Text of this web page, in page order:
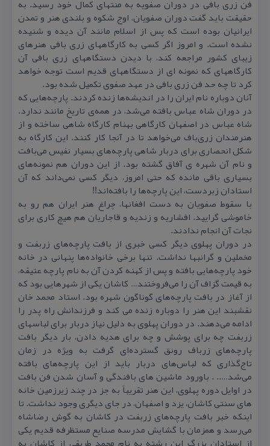
فن زری بافی در دوران صفویه به منتهای كمال خود رسید. به
حقیقت باید گفت دوران صفویان، اوج شكوه و بلندی هنر و تمدن
ایرانیان بوده است كه پس از اسلام مانند آن دیده و شنیده
نشده است. و امروز اگر كسی به كارگاههای زری بافی هنرهای
زیبای كشور مراجعه كند، با دیدن دستگاههای زری بافی آن
كارگاههای كه نمونه ای از دستگاههای قدیم است توجه خواهد
كرد تا چه حد فن زری بافی در عهد صفوی تكمیل شده بود.
آنان دوباره نام ایران را در اندیشه‌‌ها زنده كردند. پارچه‌هایی كه
در دوران شاه عباس بافته می‌شد، در همه‌ی تاریخ مانند ندارد.
شاه عباس در اصفهان كارگاهی بهنام كارگاه شاهی ساخته و از
هنرمندان زری‌باف می‌خواهد تا در آنجا كار كنند. این كارگاه به
شكل انحصاری برای دربار شاهی پارچه‌های بسیار نفیس می‌بافت
و نام آن شهره‌ ی آفاق گشته بود. از این دوران هم نمونه‌های
بسیاری باقی مانده كه حتی امروز، دیگر كسی نمی‌داند كه آن
استادان زبردست، این پارچه‌‌ها را بافته‌اند!!
با سقوط صفویان به دست افغانها، چراغ هنر ایران هم رو به
خاموشی گرایید. افشاریه و زندیه و قاجاریان هم هیچ كاری برای
نجات آن انجام ندادند.
در دوران پهلوی دیگر كسی خبری از بافت پارچه‌های زربفت و
مخملین و گرانبها نداشت. تنها برخی خانواده‌ها پنهانی در خانه
خود پارچه‌هایی بافته و پس از كهنه كردن آن به نام پارچه عتیقه،
به قیمت گزاف آن را می‌فروختند… كاشان یكی از شهرهایی بود كه
از آغاز در بافت پارچه‌های گوناگون شهره بود. استاد محمد خان
نقشبند این هنر را دوباره زنده می كند و فرزندانش راه پدر را
ادامه می‌دهند. در دوران پهلوی به دلیل نیاز دربار برای لباسهای
زربفت چه برای پوشش و چه برای هدیه دادن، بار دیگر بافت
پارچه‌های زرباف رونق گسترده‌ای گرفت به ویژه در زمان
تاج‌گذاری كه لباس‌های دربار باید از این پارچه‌های بافته
می‌شد….. . باورود ماشین های بافندگی و آسان شدن فن بافت
در اوایل دوره پهلوی، این هنر تقریباً به جز در چند زیرزمین خانه
های سنتی كاشان، یزد و اصفهان، در جای دیگری وجود نداشت. تا
اینكه خبر بافت پارچه‌های زربفت در كاشان به گوش رضاشاه
می‌رسد و همزمان با گشایش مدرسه صنایع مستظرفه قدیم یكی